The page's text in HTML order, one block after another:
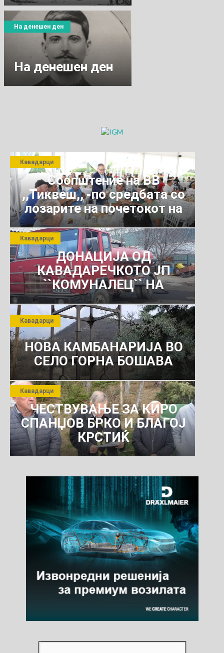
На денешен ден
На денешен ден
Соопштение на ВВ
,,Тиквеш,, -по средбата со
лозарите на почетокот на
јули 2026 г.
Кавадарци
ДОНАЦИЈА ОД
КАВАДАРЕЧКОТО ЈП
``КОМУНАЛЕЦ`` НА
РОСОМАНСКОТО ЈАВНО
ПРЕТПРИЈАТИЕ ЗА
КОМУНАЛНО УСЛУГИ
Кавадарци
НОВА КАМБАНАРИЈА ВО
СЕЛО ГОРНА БОШАВА
Кавадарци
ЧЕСТВУВАЊЕ ЗА КИРО
СПАНЏОВ БРКО И БЛАГОЈ
КРСТИЌ
Кавадарци